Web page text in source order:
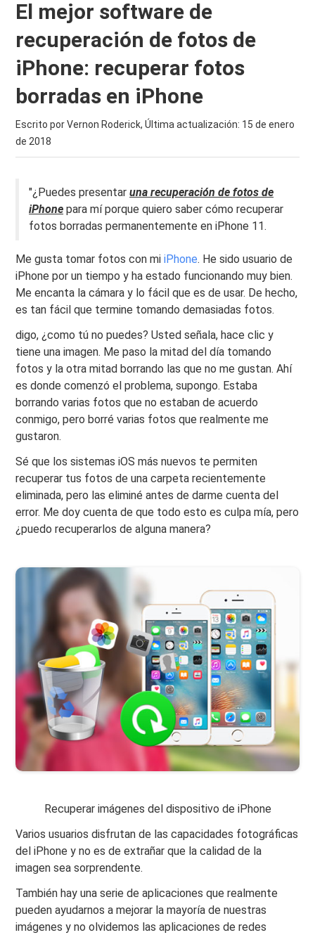
El mejor software de
recuperación de fotos de
iPhone: recuperar fotos
borradas en iPhone
Escrito por Vernon Roderick, Última actualización: 15 de enero
de 2018
"¿Puedes presentaruna recuperación de fotos de
iPhone para mí porque quiero saber cómo recuperar
fotos borradas permanentemente en iPhone 11.
Me gusta tomar fotos con miiPhone. He sido usuario de
iPhone por un tiempo y ha estado funcionando muy bien.
Me encanta la cámara y lo fácil que es de usar. De hecho,
es tan fácil que termine tomando demasiadas fotos.
digo, ¿como tú no puedes? Usted señala, hace clic y
tiene una imagen. Me paso la mitad del día tomando
fotos y la otra mitad borrando las que no me gustan. Ahí
es donde comenzó el problema, supongo. Estaba
borrando varias fotos que no estaban de acuerdo
conmigo, pero borré varias fotos que realmente me
gustaron.
Sé que los sistemas iOS más nuevos te permiten
recuperar tus fotos de una carpeta recientemente
eliminada, pero las eliminé antes de darme cuenta del
error. Me doy cuenta de que todo esto es culpa mía, pero
¿puedo recuperarlos de alguna manera?
Recuperar imágenes del dispositivo de iPhone
Varios usuarios disfrutan de las capacidades fotográficas
del iPhone y no es de extrañar que la calidad de la
imagen sea sorprendente.
También hay una serie de aplicaciones que realmente
pueden ayudarnos a mejorar la mayoría de nuestras
imágenes y no olvidemos las aplicaciones de redes